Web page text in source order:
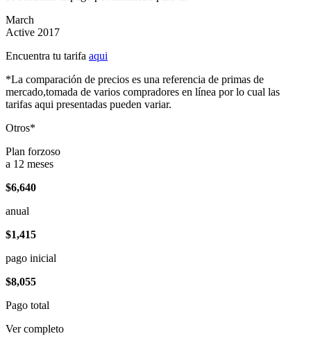
March
Active 2017
Encuentra tu tarifa aqui
*La comparación de precios es una referencia de primas de
mercado,tomada de varios compradores en línea por lo cual las
tarifas aqui presentadas pueden variar.
Otros*
Plan forzoso
a 12 meses
$6,640
anual
$1,415
pago inicial
$8,055
Pago total
Ver completo